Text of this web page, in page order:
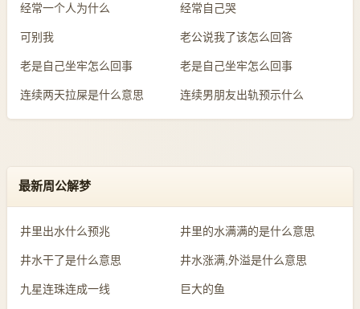
经常一个人为什么 经常自己哭
可别我 老公说我了该怎么回答
老是自己坐牢怎么回事 老是自己坐牢怎么回事
连续两天拉屎是什么意思 连续男朋友出轨预示什么
最新周公解梦
井里出水什么预兆 井里的水满满的是什么意思
井水干了是什么意思 井水涨满,外溢是什么意思
九星连珠连成一线 巨大的鱼